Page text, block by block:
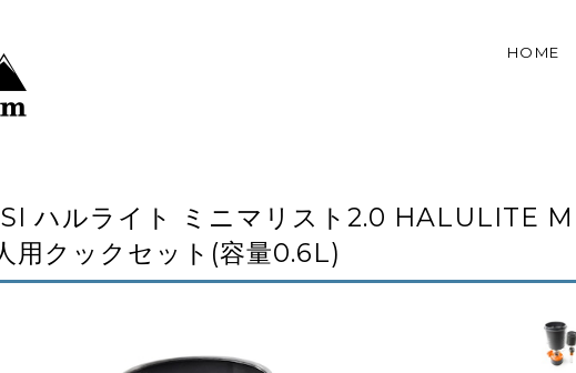
HOME
ハルライト ミニマリスト2.0 HALULITE
用クックセット(容量0.6L)